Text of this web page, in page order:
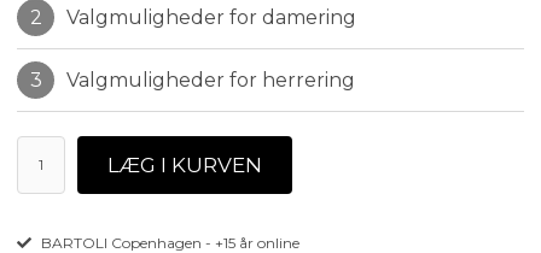
Valgmuligheder for damering
Valgmuligheder for herrering
BARTOLI Copenhagen - +15 år online